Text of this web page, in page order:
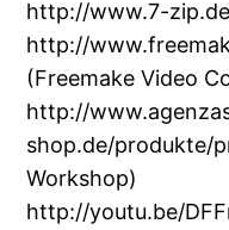
http://www.7-
http://
(Freemake Video
http://
shop.de/produkte/
Workshop)
http://youtu.be/